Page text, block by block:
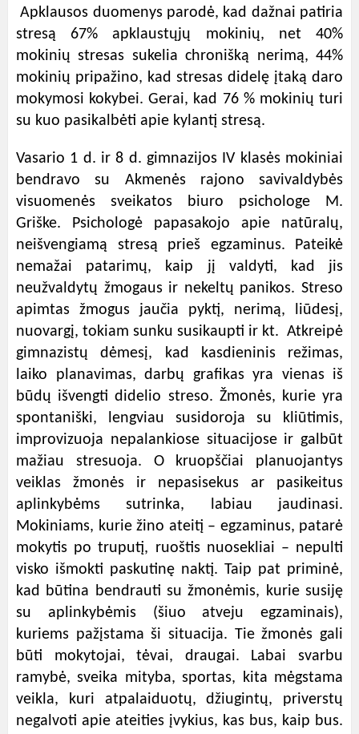
Apklausos duomenys parodė, kad dažnai patiria
stresą 67% apklaustųjų mokinių, net 40%
mokinių stresas sukelia chronišką nerimą, 44%
mokinių pripažino, kad stresas didelę įtaką daro
mokymosi kokybei. Gerai, kad 76 % mokinių turi
su kuo pasikalbėti apie kylantį stresą.
Vasario 1 d. ir 8 d. gimnazijos IV klasės mokiniai
bendravo su Akmenės rajono savivaldybės
visuomenės sveikatos biuro psichologe M.
Griške. Psichologė papasakojo apie natūralų,
neišvengiamą stresą prieš egzaminus. Pateikė
nemažai patarimų, kaip jį valdyti, kad jis
neužvaldytų žmogaus ir nekeltų panikos. Streso
apimtas žmogus jaučia pyktį, nerimą, liūdesį,
nuovargį, tokiam sunku susikaupti ir kt. Atkreipė
gimnazistų dėmesį, kad kasdieninis režimas,
laiko planavimas, darbų grafikas yra vienas iš
būdų išvengti didelio streso. Žmonės, kurie yra
spontaniški, lengviau susidoroja su kliūtimis,
improvizuoja nepalankiose situacijose ir galbūt
mažiau stresuoja. O kruopščiai planuojantys
veiklas žmonės ir nepasisekus ar pasikeitus
aplinkybėms sutrinka, labiau jaudinasi.
Mokiniams, kurie žino ateitį – egzaminus, patarė
mokytis po truputį, ruoštis nuosekliai – nepulti
visko išmokti paskutinę naktį. Taip pat priminė,
kad būtina bendrauti su žmonėmis, kurie susiję
su aplinkybėmis (šiuo atveju egzaminais),
kuriems pažįstama ši situacija. Tie žmonės gali
būti mokytojai, tėvai, draugai. Labai svarbu
ramybė, sveika mityba, sportas, kita mėgstama
veikla, kuri atpalaiduotų, džiugintų, priverstų
negalvoti apie ateities įvykius, kas bus, kaip bus.